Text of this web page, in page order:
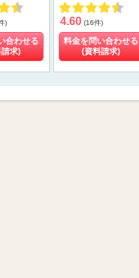
)
合わせる
求)
4.60 (16件)
料金を問い合わせる
(資料請求)